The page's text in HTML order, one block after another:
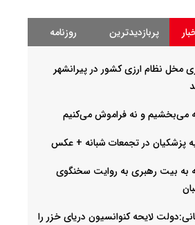
پربازدیدترین روزنامه
مخل نظام ارزی کشور در پیرانشهر
می‌بخشیم و نه فراموش می‌کنیم
پزشکیان در تجمعات شبانه +‌ عکس
به بیت رهبری به روایت سخنگوی
لایحه کنوانسیون دریای خزر را